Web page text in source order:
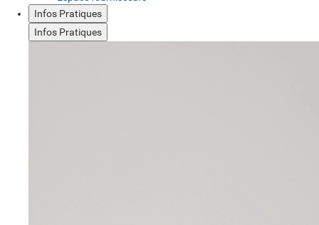
Infos Pratiques
Infos Pratiques